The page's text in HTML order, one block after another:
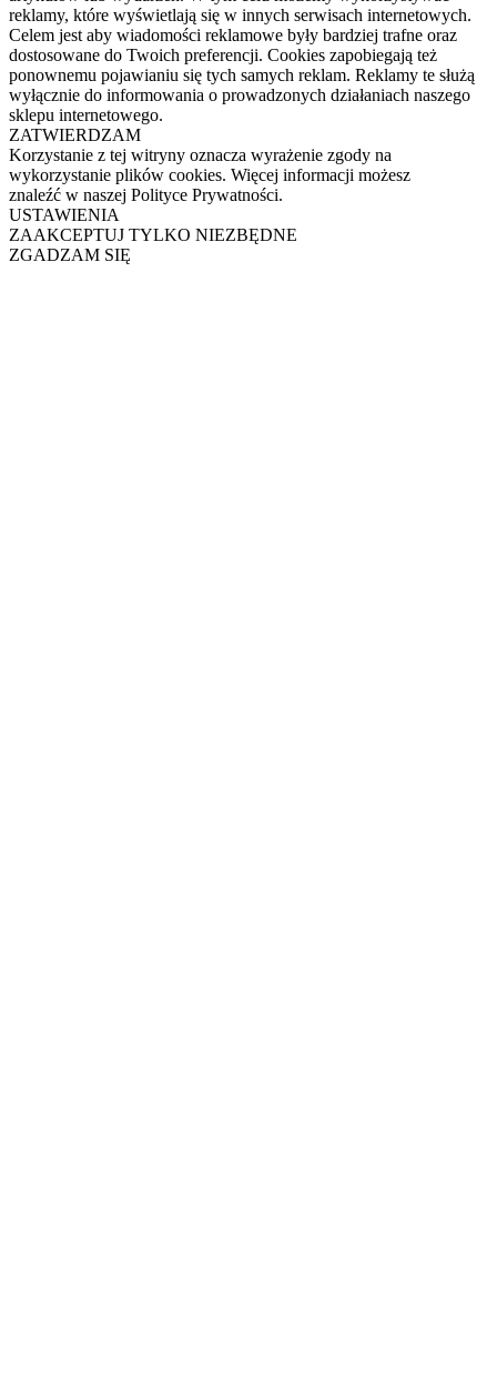
reklamy, które wyświetlają się w innych serwisach internetowych.
Celem jest aby wiadomości reklamowe były bardziej trafne oraz
dostosowane do Twoich preferencji. Cookies zapobiegają też
ponownemu pojawianiu się tych samych reklam. Reklamy te służą
wyłącznie do informowania o prowadzonych działaniach naszego
sklepu internetowego.
ZATWIERDZAM
Korzystanie z tej witryny oznacza wyrażenie zgody na
wykorzystanie plików cookies. Więcej informacji możesz
znaleźć w naszej Polityce Prywatności.
USTAWIENIA
ZAAKCEPTUJ TYLKO NIEZBĘDNE
ZGADZAM SIĘ